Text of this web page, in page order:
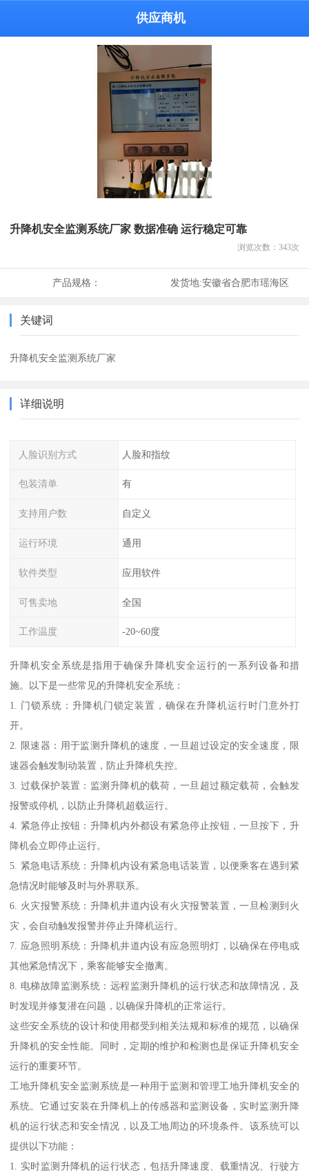
供应商机
升降机安全监测系统厂家 数据准确 运行稳定可靠
浏览次数： 343次
产品规格： 发货地:安徽省合肥市瑶海区
关键词
升降机安全监测系统厂家
详细说明
人脸识别方式 人脸和指纹
包装清单 有
支持用户数 自定义
运行环境 通用
软件类型 应用软件
可售卖地 全国
工作温度 -20~60度
升降机安全系统是指用于确保升降机安全运行的一系列设备和措
施。以下是一些常见的升降机安全系统：
1. 门锁系统：升降机门锁定装置，确保在升降机运行时门意外打
开。
2. 限速器：用于监测升降机的速度，一旦超过设定的安全速度，限
速器会触发制动装置，防止升降机失控。
3. 过载保护装置：监测升降机的载荷，一旦超过额定载荷，会触发
报警或停机，以防止升降机超载运行。
4. 紧急停止按钮：升降机内外都设有紧急停止按钮，一旦按下，升
降机会立即停止运行。
5. 紧急电话系统：升降机内设有紧急电话装置，以便乘客在遇到紧
急情况时能够及时与外界联系。
6. 火灾报警系统：升降机井道内设有火灾报警装置，一旦检测到火
灾，会自动触发报警并停止升降机运行。
7. 应急照明系统：升降机井道内设有应急照明灯，以确保在停电或
其他紧急情况下，乘客能够安全撤离。
8. 电梯故障监测系统：远程监测升降机的运行状态和故障情况，及
时发现并修复潜在问题，以确保升降机的正常运行。
这些安全系统的设计和使用都受到相关法规和标准的规范，以确保
升降机的安全性能。同时，定期的维护和检测也是保证升降机安全
运行的重要环节。
工地升降机安全监测系统是一种用于监测和管理工地升降机安全的
系统。它通过安装在升降机上的传感器和监测设备，实时监测升降
机的运行状态和安全情况，以及工地周边的环境条件。该系统可以
提供以下功能：
1. 实时监测升降机的运行状态，包括升降速度、载重情况、行驶方